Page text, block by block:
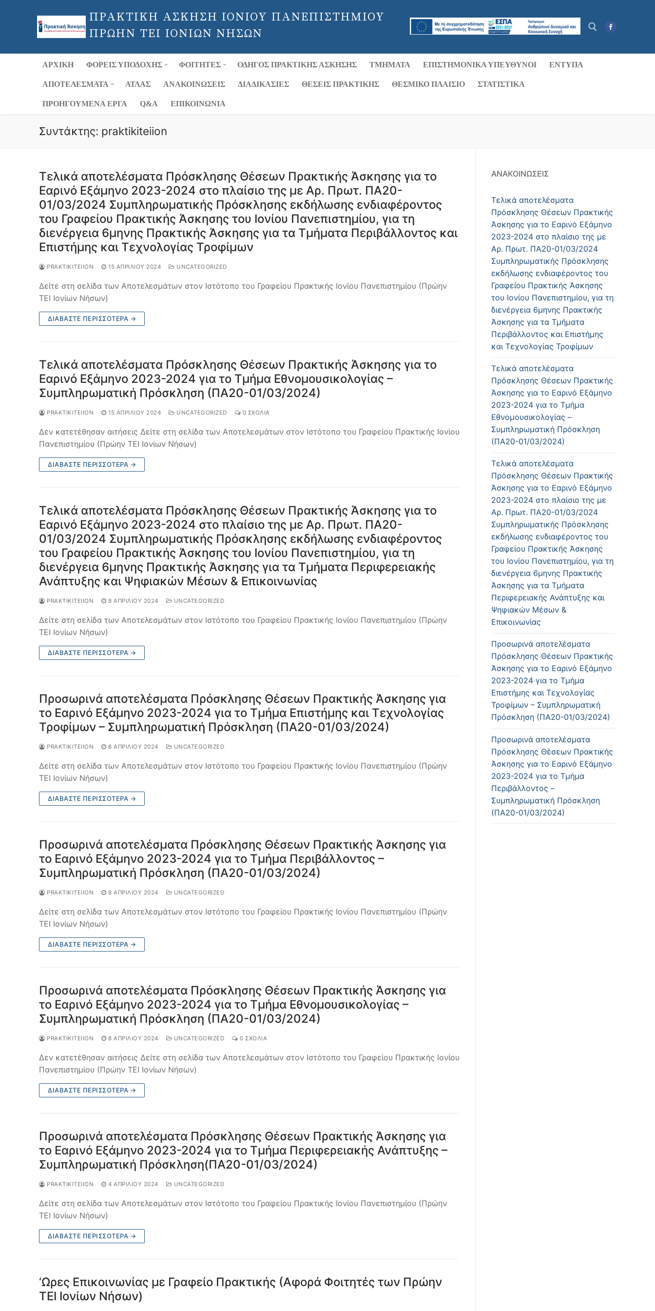
περιεχόμενο
ΠΡΑΚΤΙΚΗ ΑΣΚΗΣΗ ΙΟΝΙΟΥ ΠΑΝΕΠΙΣΤΗΜΙΟΥ
ΠΡΩΗΝ ΤΕΙ ΙΟΝΙΩΝ ΝΗΣΩΝ
Αναζήτηση για:
ΑΡΧΙΚΉ ΦΟΡΕΊΣ ΥΠΟΔΟΧΉΣ ΦΟΙΤΗΤΈΣ ΟΔΗΓΌΣ ΠΡΑΚΤΙΚΉΣ ΆΣΚΗΣΗΣ ΤΜΉΜΑΤΑ ΕΠΙΣΤΗΜΟΝΙΚΆ ΥΠΕΎΘΥΝΟΙ ΈΝΤΥΠΑ
ΑΠΟΤΕΛΈΣΜΑΤΑ ΑΤΛΑΣ ΑΝΑΚΟΙΝΏΣΕΙΣ ΔΙΑΔΙΚΑΣΊΕΣ ΘΈΣΕΙΣ ΠΡΑΚΤΙΚΉΣ ΘΕΣΜΙΚΌ ΠΛΑΊΣΙΟ ΣΤΑΤΙΣΤΙΚΑ
ΠΡΟΗΓΟΎΜΕΝΑ ΈΡΓΑ Q&A ΕΠΙΚΟΙΝΩΝΊΑ
Συντάκτης: praktikiteiion
Τελικά αποτελέσματα Πρόσκλησης Θέσεων Πρακτικής Άσκησης για το
Εαρινό Εξάμηνο 2023-2024 στο πλαίσιο της με Αρ. Πρωτ. ΠΑ20-
01/03/2024 Συμπληρωματικής Πρόσκλησης εκδήλωσης ενδιαφέροντος
του Γραφείου Πρακτικής Άσκησης του Ιονίου Πανεπιστημίου, για τη
διενέργεια 6μηνης Πρακτικής Άσκησης για τα Τμήματα Περιβάλλοντος και
Επιστήμης και Τεχνολογίας Τροφίμων
PRAKTIKITEIION 15 ΑΠΡΙΛΊΟΥ 2024 UNCATEGORIZED
Δείτε στη σελίδα των Αποτελεσμάτων στον Ιστότοπο του Γραφείου Πρακτικής Ιονίου Πανεπιστημίου (Πρώην
ΤΕΙ Ιονίων Νήσων)
ΔΙΑΒΆΣΤΕ ΠΕΡΙΣΣΌΤΕΡΑ →
Τελικά αποτελέσματα Πρόσκλησης Θέσεων Πρακτικής Άσκησης για το
Εαρινό Εξάμηνο 2023-2024 για το Τμήμα Εθνομουσικολογίας –
Συμπληρωματική Πρόσκληση (ΠΑ20-01/03/2024)
PRAKTIKITEIION 15 ΑΠΡΙΛΊΟΥ 2024 UNCATEGORIZED 0 ΣΧΌΛΙΑ
Δεν κατετέθησαν αιτήσεις Δείτε στη σελίδα των Αποτελεσμάτων στον Ιστότοπο του Γραφείου Πρακτικής Ιονίου
Πανεπιστημίου (Πρώην ΤΕΙ Ιονίων Νήσων)
ΔΙΑΒΆΣΤΕ ΠΕΡΙΣΣΌΤΕΡΑ →
Τελικά αποτελέσματα Πρόσκλησης Θέσεων Πρακτικής Άσκησης για το
Εαρινό Εξάμηνο 2023-2024 στο πλαίσιο της με Αρ. Πρωτ. ΠΑ20-
01/03/2024 Συμπληρωματικής Πρόσκλησης εκδήλωσης ενδιαφέροντος
του Γραφείου Πρακτικής Άσκησης του Ιονίου Πανεπιστημίου, για τη
διενέργεια 6μηνης Πρακτικής Άσκησης για τα Τμήματα Περιφερειακής
Ανάπτυξης και Ψηφιακών Μέσων & Επικοινωνίας
PRAKTIKITEIION 8 ΑΠΡΙΛΊΟΥ 2024 UNCATEGORIZED
Δείτε στη σελίδα των Αποτελεσμάτων στον Ιστότοπο του Γραφείου Πρακτικής Ιονίου Πανεπιστημίου (Πρώην
ΤΕΙ Ιονίων Νήσων)
ΔΙΑΒΆΣΤΕ ΠΕΡΙΣΣΌΤΕΡΑ →
Προσωρινά αποτελέσματα Πρόσκλησης Θέσεων Πρακτικής Άσκησης για
το Εαρινό Εξάμηνο 2023-2024 για το Τμήμα Επιστήμης και Τεχνολογίας
Τροφίμων – Συμπληρωματική Πρόσκληση (ΠΑ20-01/03/2024)
PRAKTIKITEIION 8 ΑΠΡΙΛΊΟΥ 2024 UNCATEGORIZED
Δείτε στη σελίδα των Αποτελεσμάτων στον Ιστότοπο του Γραφείου Πρακτικής Ιονίου Πανεπιστημίου (Πρώην
ΤΕΙ Ιονίων Νήσων)
ΔΙΑΒΆΣΤΕ ΠΕΡΙΣΣΌΤΕΡΑ →
Προσωρινά αποτελέσματα Πρόσκλησης Θέσεων Πρακτικής Άσκησης για
το Εαρινό Εξάμηνο 2023-2024 για το Τμήμα Περιβάλλοντος –
Συμπληρωματική Πρόσκληση (ΠΑ20-01/03/2024)
PRAKTIKITEIION 8 ΑΠΡΙΛΊΟΥ 2024 UNCATEGORIZED
Δείτε στη σελίδα των Αποτελεσμάτων στον Ιστότοπο του Γραφείου Πρακτικής Ιονίου Πανεπιστημίου (Πρώην
ΤΕΙ Ιονίων Νήσων)
ΔΙΑΒΆΣΤΕ ΠΕΡΙΣΣΌΤΕΡΑ →
Προσωρινά αποτελέσματα Πρόσκλησης Θέσεων Πρακτικής Άσκησης για
το Εαρινό Εξάμηνο 2023-2024 για το Τμήμα Εθνομουσικολογίας –
Συμπληρωματική Πρόσκληση (ΠΑ20-01/03/2024)
PRAKTIKITEIION 8 ΑΠΡΙΛΊΟΥ 2024 UNCATEGORIZED 0 ΣΧΌΛΙΑ
Δεν κατετέθησαν αιτήσεις Δείτε στη σελίδα των Αποτελεσμάτων στον Ιστότοπο του Γραφείου Πρακτικής Ιονίου
Πανεπιστημίου (Πρώην ΤΕΙ Ιονίων Νήσων)
ΔΙΑΒΆΣΤΕ ΠΕΡΙΣΣΌΤΕΡΑ →
Προσωρινά αποτελέσματα Πρόσκλησης Θέσεων Πρακτικής Άσκησης για
το Εαρινό Εξάμηνο 2023-2024 για το Τμήμα Περιφερειακής Ανάπτυξης –
Συμπληρωματική Πρόσκληση(ΠΑ20-01/03/2024)
PRAKTIKITEIION 4 ΑΠΡΙΛΊΟΥ 2024 UNCATEGORIZED
Δείτε στη σελίδα των Αποτελεσμάτων στον Ιστότοπο του Γραφείου Πρακτικής Ιονίου Πανεπιστημίου (Πρώην
ΤΕΙ Ιονίων Νήσων)
ΔΙΑΒΆΣΤΕ ΠΕΡΙΣΣΌΤΕΡΑ →
‘Ωρες Επικοινωνίας με Γραφείο Πρακτικής (Αφορά Φοιτητές των Πρώην
ΤΕΙ Ιονίων Νήσων)
ΑΝΑΚΟΙΝΏΣΕΙΣ
Τελικά αποτελέσματα
Πρόσκλησης Θέσεων Πρακτικής
Άσκησης για το Εαρινό Εξάμηνο
2023-2024 στο πλαίσιο της με
Αρ. Πρωτ. ΠΑ20-01/03/2024
Συμπληρωματικής Πρόσκλησης
εκδήλωσης ενδιαφέροντος του
Γραφείου Πρακτικής Άσκησης
του Ιονίου Πανεπιστημίου, για τη
διενέργεια 6μηνης Πρακτικής
Άσκησης για τα Τμήματα
Περιβάλλοντος και Επιστήμης
και Τεχνολογίας Τροφίμων
Τελικά αποτελέσματα
Πρόσκλησης Θέσεων Πρακτικής
Άσκησης για το Εαρινό Εξάμηνο
2023-2024 για το Τμήμα
Εθνομουσικολογίας –
Συμπληρωματική Πρόσκληση
(ΠΑ20-01/03/2024)
Τελικά αποτελέσματα
Πρόσκλησης Θέσεων Πρακτικής
Άσκησης για το Εαρινό Εξάμηνο
2023-2024 στο πλαίσιο της με
Αρ. Πρωτ. ΠΑ20-01/03/2024
Συμπληρωματικής Πρόσκλησης
εκδήλωσης ενδιαφέροντος του
Γραφείου Πρακτικής Άσκησης
του Ιονίου Πανεπιστημίου, για τη
διενέργεια 6μηνης Πρακτικής
Άσκησης για τα Τμήματα
Περιφερειακής Ανάπτυξης και
Ψηφιακών Μέσων &
Επικοινωνίας
Προσωρινά αποτελέσματα
Πρόσκλησης Θέσεων Πρακτικής
Άσκησης για το Εαρινό Εξάμηνο
2023-2024 για το Τμήμα
Επιστήμης και Τεχνολογίας
Τροφίμων – Συμπληρωματική
Πρόσκληση (ΠΑ20-01/03/2024)
Προσωρινά αποτελέσματα
Πρόσκλησης Θέσεων Πρακτικής
Άσκησης για το Εαρινό Εξάμηνο
2023-2024 για το Τμήμα
Περιβάλλοντος –
Συμπληρωματική Πρόσκληση
(ΠΑ20-01/03/2024)